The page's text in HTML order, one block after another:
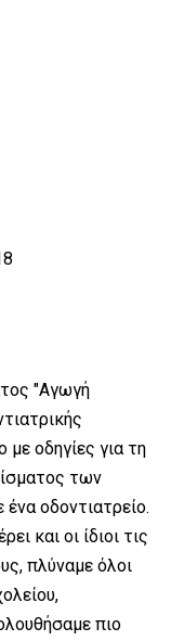
"Αγωγή
με οδηγίες για τη
των
οδοντιατρείο.
και οι ίδιοι τις
πλύναμε όλοι
πιο